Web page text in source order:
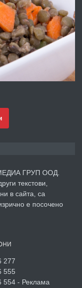
наем
преди 4 дни
под наем в кв.
преди 5 дни
гр. Хасково кв.
МЕДИА ГРУП ООД.
текстови,
в сайта, са
е посочено
277
555
554 - Реклама